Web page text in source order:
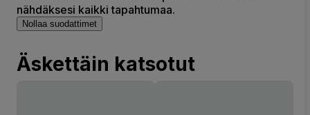
nähdäksesi kaikki tapahtumaa.
Nollaa suodattimet
Äskettäin katsotut